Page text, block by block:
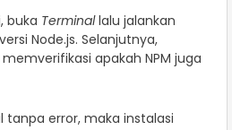
buka Terminallalu jalankan
Node.js. Selanjutnya,
apakah NPM juga
tanpa error, maka instalasi